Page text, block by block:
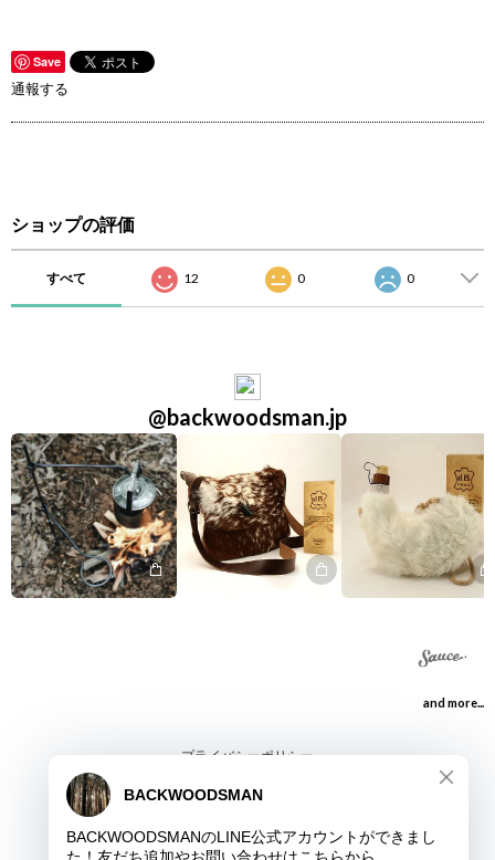
Save
通報する
ショップの評価
すべて 12 0 0
@backwoodsman.jp
and more...
プライバシーポリシー
特定商取引法に基づく表記